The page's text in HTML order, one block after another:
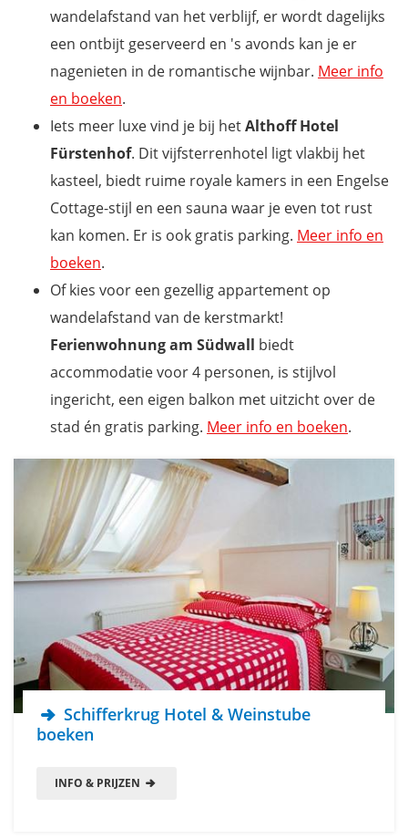
wandelafstand van het verblijf, er wordt dagelijks
een ontbijt geserveerd en 's avonds kan je er
nagenieten in de romantische wijnbar. Meer info
en boeken.
Iets meer luxe vind je bij hetAlthoff Hotel
Fürstenhof. Dit vijfsterrenhotel ligt vlakbij het
kasteel, biedt ruime royale kamers in een Engelse
Cottage-stijl en een sauna waar je even tot rust
kan komen. Er is ook gratis parking. Meer info en
boeken.
Of kies voor een gezellig appartement op
wandelafstand van de kerstmarkt!
Ferienwohnung am Südwall biedt
accommodatie voor 4 personen, is stijlvol
ingericht, een eigen balkon met uitzicht over de
stad én gratis parking. Meer info en boeken.
Schifferkrug Hotel & Weinstube
boeken
INFO & PRIJZEN